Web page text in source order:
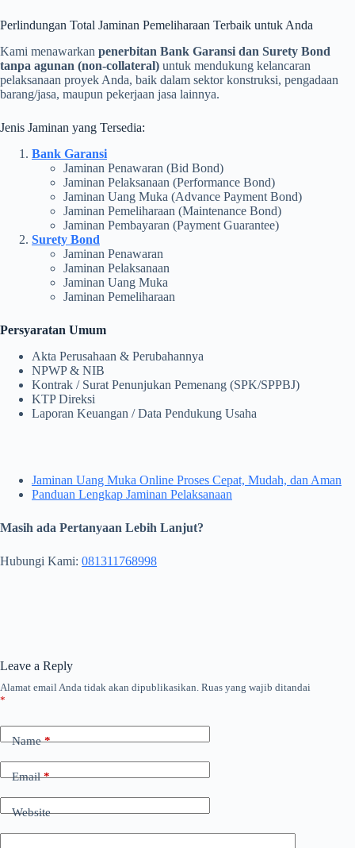
Perlindungan Total Jaminan Pemeliharaan Terbaik untuk Anda
Kami menawarkan penerbitan Bank Garansi dan Surety Bond
tanpa agunan (non-collateral) untuk mendukung kelancaran
pelaksanaan proyek Anda, baik dalam sektor konstruksi, pengadaan
barang/jasa, maupun pekerjaan jasa lainnya.
Jenis Jaminan yang Tersedia:
Bank Garansi
Jaminan Penawaran (Bid Bond)
Jaminan Pelaksanaan (Performance Bond)
Jaminan Uang Muka (Advance Payment Bond)
Jaminan Pemeliharaan (Maintenance Bond)
Jaminan Pembayaran (Payment Guarantee)
Surety Bond
Jaminan Penawaran
Jaminan Pelaksanaan
Jaminan Uang Muka
Jaminan Pemeliharaan
Persyaratan Umum
Akta Perusahaan & Perubahannya
NPWP & NIB
Kontrak / Surat Penunjukan Pemenang (SPK/SPPBJ)
KTP Direksi
Laporan Keuangan / Data Pendukung Usaha
Jaminan Uang Muka Online Proses Cepat, Mudah, dan Aman
Panduan Lengkap Jaminan Pelaksanaan
Masih ada Pertanyaan Lebih Lanjut?
Hubungi Kami: 081311768998
Leave a Reply
Alamat email Anda tidak akan dipublikasikan. Ruas yang wajib ditandai
*
Name*
Email*
Website